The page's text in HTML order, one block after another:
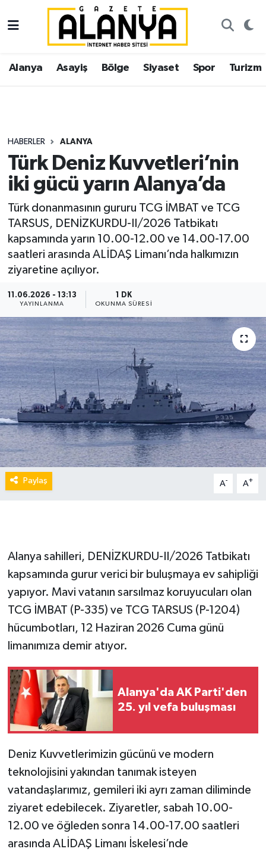
Alanya Asayiş Bölge Siyaset Spor Turizm
HABERLER ALANYA
Türk Deniz Kuvvetleri’nin
iki gücü yarın Alanya’da
Türk donanmasının gururu TCG İMBAT ve TCG
TARSUS, DENİZKURDU-II/2026 Tatbikatı
kapsamında yarın 10.00-12.00 ve 14.00-17.00
saatleri arasında ALİDAŞ Limanı’nda halkımızın
ziyaretine açılıyor.
11.06.2026 - 13:13
YAYINLANMA
1 DK
OKUNMA SÜRESI
Paylaş A- A+
Alanya sahilleri, DENİZKURDU-II/2026 Tatbikatı
kapsamında gurur verici bir buluşmaya ev sahipliği
yapıyor. Mavi vatanın sarsılmaz koruyucuları olan
TCG İMBAT (P-335) ve TCG TARSUS (P-1204)
hücumbotları, 12 Haziran 2026 Cuma günü
limanımıza demir atıyor.
Alanya'da AK Parti'den
25. yıl vefa buluşması
Deniz Kuvvetlerimizin gücünü ve modern
teknolojisini yakından tanımak isteyen
vatandaşlarımız, gemileri iki ayrı zaman diliminde
ziyaret edebilecek. Ziyaretler, sabah 10.00-
12.00 ve öğleden sonra 14.00-17.00 saatleri
arasında ALİDAŞ Limanı İskelesi’nde
Alanya
Asayiş
Siyaset
Spor
Turizm
Ekonomi
Gazipaşa
İstanbul Nöbetçi Eczaneler
İstanbul Hava Durumu
Süper Lig Puan Durumu ve Fikstür
Tüm Manşetler
Son Dakika Haberleri
Haber Arşivi